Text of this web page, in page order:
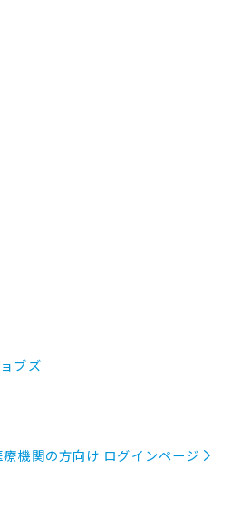
ブズ
療機関の方向け ログインページ